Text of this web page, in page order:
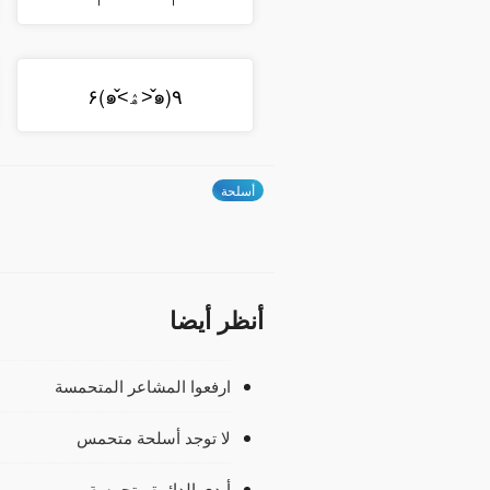
٩(๑˃̌ۿ˂̌๑)۶
أسلحة
أنظر أيضا
ارفعوا المشاعر المتحمسة
لا توجد أسلحة متحمس